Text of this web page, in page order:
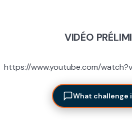
VIDÉO
https://www.youtube.com/
What challenge